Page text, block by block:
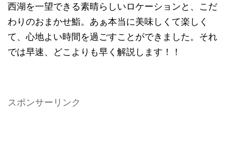
西湖を一望できる素晴らしいロケーションと、こだ
わりのおまかせ鮨。あぁ本当に美味しくて楽しく
て、心地よい時間を過ごすことができました。それ
では早速、どこよりも早く解説します！！
スポンサーリンク